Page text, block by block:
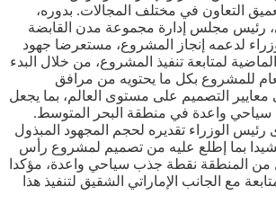
التعاون في مختلف المجالات. بدوره،
رئيس مجلس إدارة مجموعة مدن القابضة
لدعمه إنجاز المشروع، مستعرضا جهود
لمتابعة تنفيذ المشروع، من خلال البدء
للمشروع بكل ما يحتويه من مرافق
التصميم على مستوى العالم، بما يجعل
واعدة في منطقة البحر المتوسط.
رئيس الوزراء تقديره لحجم المجهود المبذول
بما إطلع عليه من تصميم لمشروع رأس
من المنطقة نقطة جذب سياحي واعدة، مؤكدا
مع الجانب الإماراتي الشقيق لتنفيذ هذا